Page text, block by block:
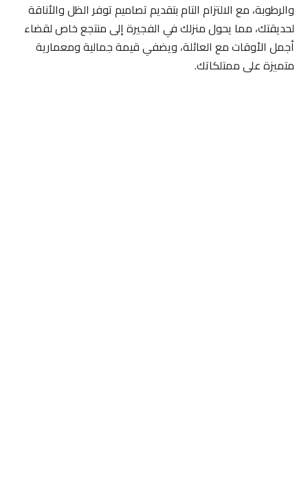
والرطوبة، مع الالتزام التام بتقديم تصاميم توفر الظل والأناقة
لحديقتك، مما يحول منزلك في الفجيرة إلى منتجع خاص لقضاء
أجمل الأوقات مع العائلة، ويضفي قيمة جمالية ومعمارية
متميزة على ممتلكاتك.